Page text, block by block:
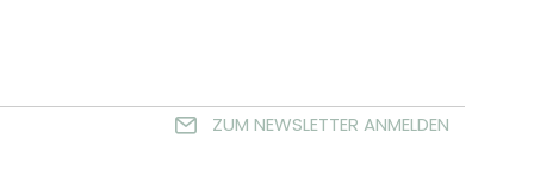
ZUM NEWSLETTER ANMELDEN